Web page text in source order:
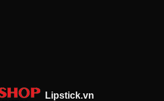
Lipstick.vn